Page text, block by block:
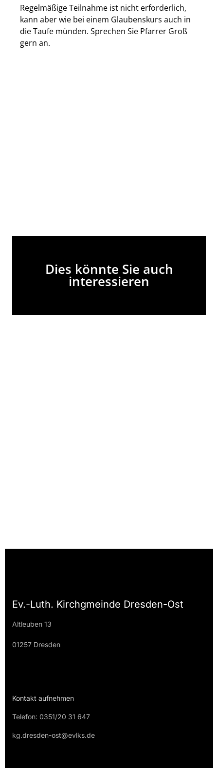
Regelmäßige Teilnahme ist nicht erforderlich,
kann aber wie bei einem Glaubenskurs auch in
die Taufe münden. Sprechen Sie Pfarrer Groß
gern an.
Dies könnte Sie auch
interessieren
Ev.-Luth. Kirchgmeinde Dresden-Ost
Altleuben 13
01257 Dresden
Kontakt aufnehmen
Telefon: 0351/20 31 647
kg.dresden-ost@evlks.de